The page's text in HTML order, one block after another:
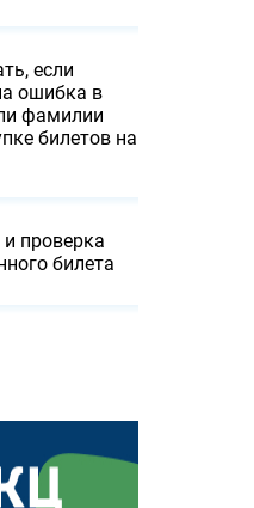
если
ошибка в
фамилии
билетов на
проверка
билета